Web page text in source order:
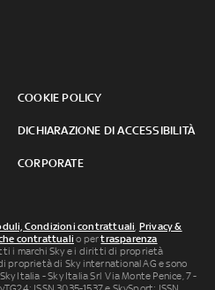
COOKIE POLICY
DICHIARAZIONE DI ACCESSIBILITÀ
CORPORATE
Condizioni contrattuali Privacy &
contrattuali o pertrasparenza
i marchi Sky e i diritti di proprietà
proprietà di Sky international AG e sono
Italia - Sky Italia Srl Via Monte Penice, 7 -